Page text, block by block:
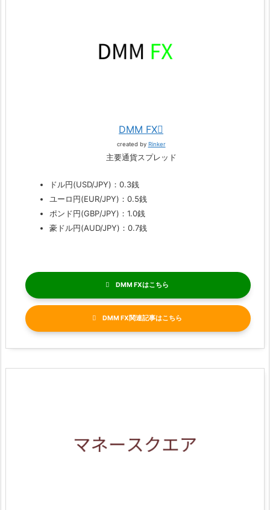
DMM FX
created by Rinker
主要通貨スプレッド
ドル円(USD/JPY)：0.3銭
ユーロ円(EUR/JPY)：0.5銭
ポンド円(GBP/JPY)：1.0銭
豪ドル円(AUD/JPY)：0.7銭
DMM FX
DMM FX関連記事